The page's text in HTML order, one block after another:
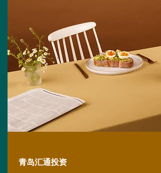
青岛汇通投资